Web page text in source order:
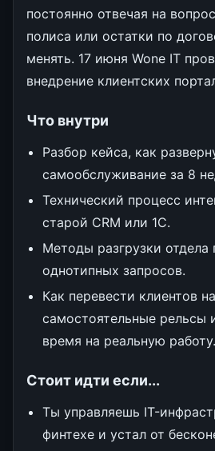
постоянно отвечая на
полиса или остатки по
менять. 17 июня Wone IT
внедрение клиентских
Что внутри
Разбор кейса, как
самообслуживание за 8
Технический процесс
старой CRM или 1С.
Методы разгрузки отдела
однотипных запросов.
Как перевести клиентов на
самостоятельные рельсы
время на реальную работу.
Стоит идти если...
Ты управляешь IT-
финтехе и устал от